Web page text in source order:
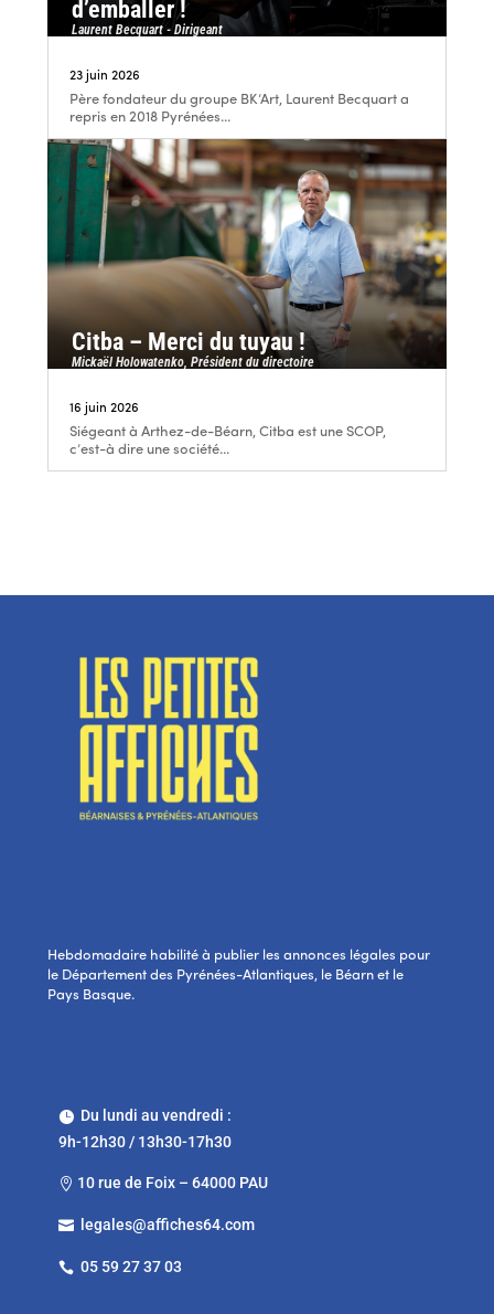
d’emballer !
Laurent Becquart - Dirigeant
23 juin 2026
Père fondateur du groupe BK’Art, Laurent Becquart a
repris en 2018 Pyrénées...
Citba – Merci du tuyau !
Mickaël Holowatenko, Président du directoire
16 juin 2026
Siégeant à Arthez-de-Béarn, Citba est une SCOP,
c’est-à dire une société...
Hebdomadaire habilité à publier les annonces légales pour
le Département des Pyrénées-Atlantiques, le Béarn et le
Pays Basque.
Du lundi au vendredi :
9h-12h30 / 13h30-17h30
 10 rue de Foix – 64000 PAU
 legales@affiches64.com
 05 59 27 37 03